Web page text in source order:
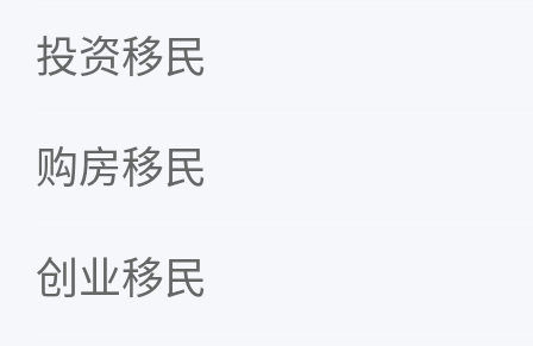
投资移民
购房移民
创业移民